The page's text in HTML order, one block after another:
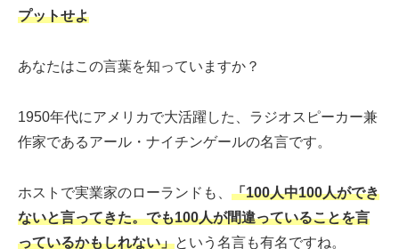
プットせよ
あなたはこの言葉を知っていますか？
1950年代にアメリカで大活躍した、ラジオスピーカー兼
作家であるアール・ナイチンゲールの名言です。
ホストで実業家のローランドも、 「100人中100人ができ
ないと言ってきた。でも100人が間違っていることを言
っているかもしれない」という名言も有名ですね。